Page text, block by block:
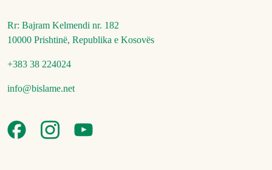
Rr: Bajram Kelmendi nr. 182
10000 Prishtinë, Republika e Kosovës
+383 38 224024
info@bislame.net